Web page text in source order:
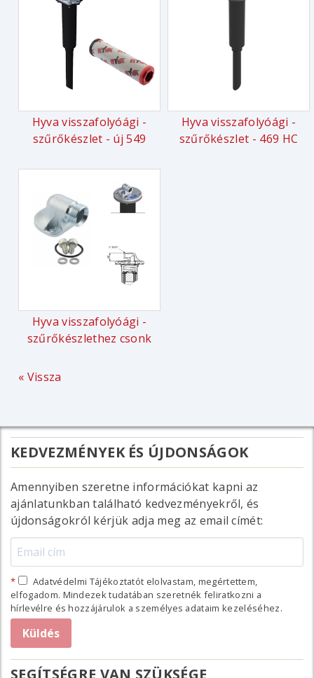
Hyva visszafolyóági -
szűrőkészlet - új 549
Hyva visszafolyóági -
szűrőkészlet - 469 HC
Hyva visszafolyóági -
szűrőkészlethez csonk
« Vissza
KEDVEZMÉNYEK ÉS ÚJDONSÁGOK
Amennyiben szeretne információkat kapni az
ajánlatunkban található kedvezményekről, és
újdonságokról kérjük adja meg az email címét:
Adatvédelmi Tájékoztatót elolvastam, megértettem,
elfogadom. Mindezek tudatában szeretnék feliratkozni a
hírlevélre és hozzájárulok a személyes adataim kezeléséhez.
SEGÍTSÉGRE VAN SZÜKSÉGE